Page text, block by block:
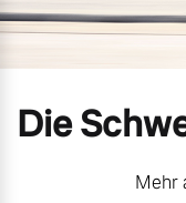
Volvo
Aktuelle
Kontakt und
Die
Mehr